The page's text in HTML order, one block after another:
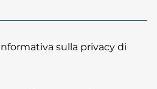
sulla privacy di